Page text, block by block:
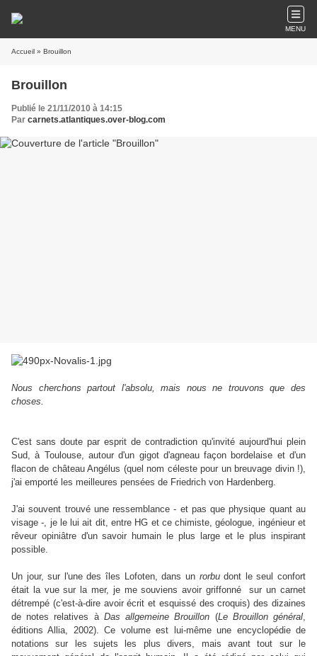
MENU
Accueil » Brouillon
Brouillon
Publié le 21/11/2010 à 14:15
Par carnets.atlantiques.over-blog.com
Nous cherchons partout l'absolu, mais nous ne trouvons que des
choses.
C'est sans doute par esprit de contradiction qu'invité aujourd'hui plein
Sud, à Toulouse, autour d'un gigot d'agneau façon bordelaise et d'un
flacon de château Angélus (quel nom céleste pour un breuvage divin !),
j'ai emporté les meilleures pensées de Friedrich von Hardenberg.
J'ai souvent trouvé une ressemblance - et pas que physique quant au
visage -, je le lui ait dit, entre HG et ce chimiste, géologue, ingénieur et
rêveur opiniâtre d'un savoir humain le plus large et le plus inspirant
possible.
Un jour, sur l'une des îles Lofoten, dans un rorbudont le seul confort
était la vue sur la mer, je me souviens avoir griffonné sur un carnet
détrempé (c'est-à-dire avoir écrit et esquissé des croquis) des dizaines
de notes relatives à Das allgemeine Brouillon (Le Brouillon général,
éditions Allia, 2002). Ce volume est lui-même une encyclopédie de
notations sur les sujets les plus divers, mais avant tout sur le